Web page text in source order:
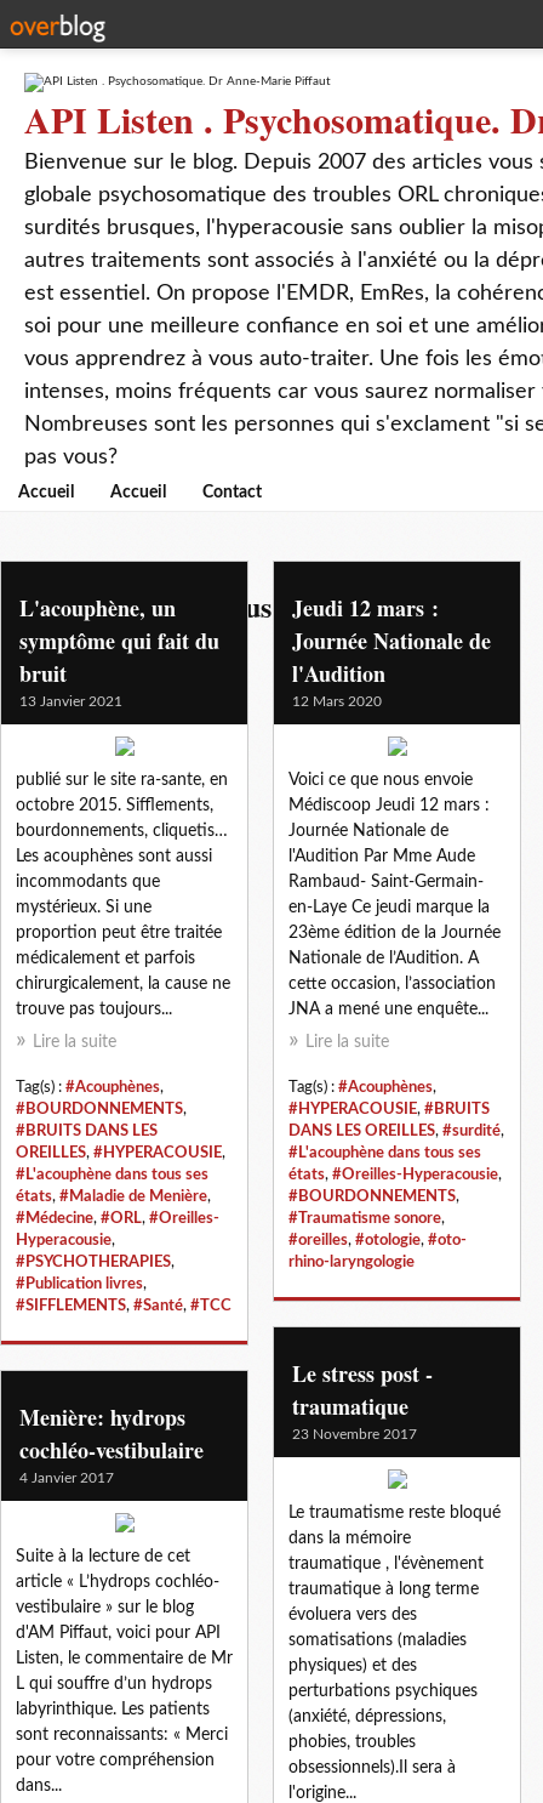
API Listen . Psychosomatique.
Bienvenue sur le blog. Depuis 2007 des articles
globale psychosomatique des troubles ORL
surdités brusques, l'hyperacousie sans oublier la
autres traitements sont associés à l'anxiété ou la
est essentiel. On propose l'EMDR, EmRes, la
soi pour une meilleure confiance en soi et une
vous apprendrez à vous auto-traiter. Une fois les
intenses, moins fréquents car vous saurez
Nombreuses sont les personnes qui s'exclament "si
pas vous?
Accueil Accueil Contact
l'acouphene dans tous ses etats
L'acouphène, un
symptôme qui fait du
bruit
13 Janvier 2021
publié sur le site ra-sante, en
octobre 2015. Sifflements,
bourdonnements, cliquetis…
Les acouphènes sont aussi
incommodants que
mystérieux. Si une
proportion peut être traitée
médicalement et parfois
chirurgicalement, la cause ne
trouve pas toujours...
Lire la suite
Tag(s) : #Acouphènes,
#BOURDONNEMENTS,
#BRUITS DANS LES
OREILLES, #HYPERACOUSIE,
#L'acouphène dans tous ses
états, #Maladie de Menière,
#Médecine, #ORL, #Oreilles-
Hyperacousie,
#PSYCHOTHERAPIES,
#Publication livres,
#SIFFLEMENTS, #Santé, #TCC
Jeudi 12 mars :
Journée Nationale de
l'Audition
12 Mars 2020
Voici ce que nous envoie
Médiscoop Jeudi 12 mars :
Journée Nationale de
l'Audition Par Mme Aude
Rambaud- Saint-Germain-
en-Laye Ce jeudi marque la
23ème édition de la Journée
Nationale de l’Audition. A
cette occasion, l’association
JNA a mené une enquête...
Lire la suite
Tag(s) : #Acouphènes,
#HYPERACOUSIE, #BRUITS
DANS LES OREILLES, #surdité,
#L'acouphène dans tous ses
états, #Oreilles-Hyperacousie,
#BOURDONNEMENTS,
#Traumatisme sonore,
#oreilles, #otologie, #oto-
rhino-laryngologie
Le stress post -
traumatique
23 Novembre 2017
Le traumatisme reste bloqué
dans la mémoire
traumatique , l'évènement
traumatique à long terme
évoluera vers des
somatisations (maladies
physiques) et des
perturbations psychiques
(anxiété, dépressions,
phobies, troubles
obsessionnels).Il sera à
l'origine...
Menière: hydrops
cochléo-vestibulaire
4 Janvier 2017
Suite à la lecture de cet
article « L’hydrops cochléo-
vestibulaire » sur le blog
d'AM Piffaut, voici pour API
Listen, le commentaire de Mr
L qui souffre d’un hydrops
labyrinthique. Les patients
sont reconnaissants: « Merci
pour votre compréhension
dans...